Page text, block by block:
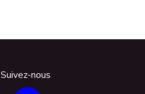
Suivez-nous